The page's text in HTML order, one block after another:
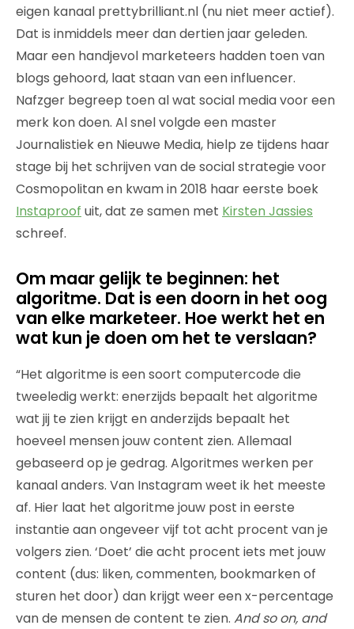
eigen kanaal prettybrilliant.nl (nu niet meer actief).
Dat is inmiddels meer dan dertien jaar geleden.
Maar een handjevol marketeers hadden toen van
blogs gehoord, laat staan van een influencer.
Nafzger begreep toen al wat social media voor een
merk kon doen. Al snel volgde een master
Journalistiek en Nieuwe Media, hielp ze tijdens haar
stage bij het schrijven van de social strategie voor
Cosmopolitan en kwam in 2018 haar eerste boek
Instaproof uit, dat ze samen met Kirsten Jassies
schreef.
Om maar gelijk te beginnen: het
algoritme. Dat is een doorn in het oog
van elke marketeer. Hoe werkt het en
wat kun je doen om het te verslaan?
“Het algoritme is een soort computercode die
tweeledig werkt: enerzijds bepaalt het algoritme
wat jij te zien krijgt en anderzijds bepaalt het
hoeveel mensen jouw content zien. Allemaal
gebaseerd op je gedrag. Algoritmes werken per
kanaal anders. Van Instagram weet ik het meeste
af. Hier laat het algoritme jouw post in eerste
instantie aan ongeveer vijf tot acht procent van je
volgers zien. ‘Doet’ die acht procent iets met jouw
content (dus: liken, commenten, bookmarken of
sturen het door) dan krijgt weer een x-percentage
van de mensen de content te zien. And so on, and